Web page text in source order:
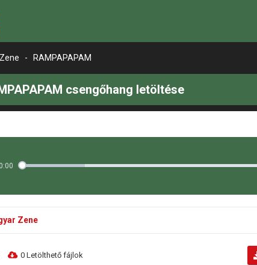
- RAMPAPAPAM
csengőhang letöltése
Zene
0 Letölthető fájlok